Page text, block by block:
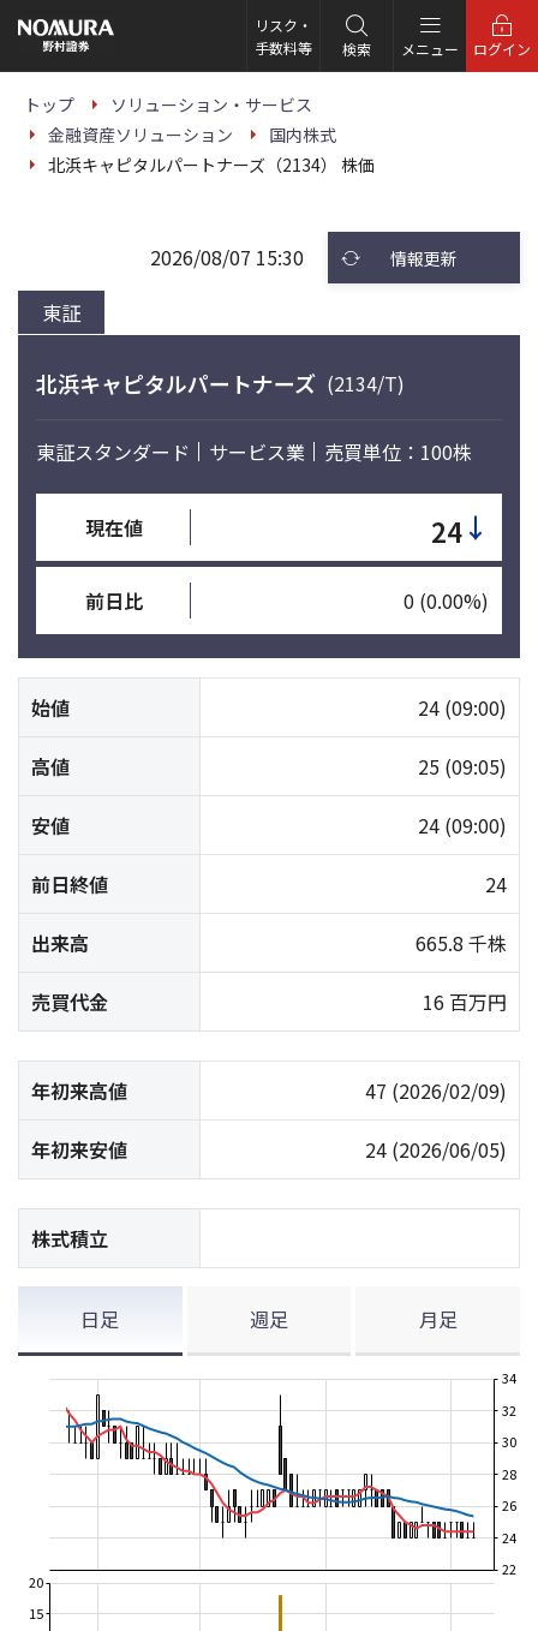
の
ー
リスク・
手数料等
検索 メニュー ログイン
トップ
ソリューション・サービス
金融資産ソリューション
国内株式
北浜キャピタルパートナーズ（2134） 株価
東証
2026/08/07 15:30 情報更新
北浜キャピタルパートナーズ (2134/T)
東証スタンダード サービス業 売買単位：100株
現在値 24↓
前日比 0 (0.00%)
始値 24 (09:00)
高値 25 (09:05)
安値 24 (09:00)
前日終値 24
出来高 665.8 千株
売買代金 16 百万円
年初来高値 47 (2026/02/09)
年初来安値 24 (2026/06/05)
株式積立
日足 週足 月足
22
24
26
28
30
32
34
15
20